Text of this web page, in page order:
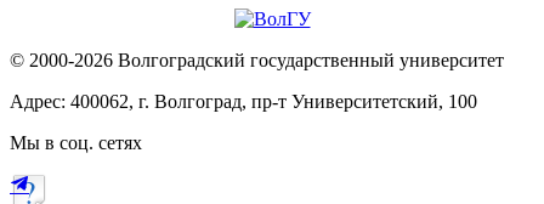
© 2000-2026 Волгоградский государственный университет
Адрес: 400062, г. Волгоград, пр-т Университетский, 100
Мы в соц. сетях